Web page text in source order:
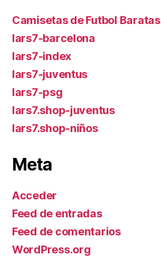
Camisetas de Futbol Baratas
lars7-barcelona
lars7-index
lars7-juventus
lars7-psg
lars7.shop-juventus
lars7.shop-niños
Meta
Acceder
Feed de entradas
Feed de comentarios
WordPress.org